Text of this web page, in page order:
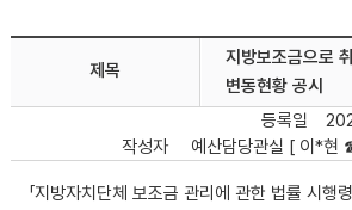
제목
지방보조금으로
변동현황 공시
등록일
작성자
예산담당관실 [ 이*
「지방자치단체 보조금 관리에 관한 법률 시행령